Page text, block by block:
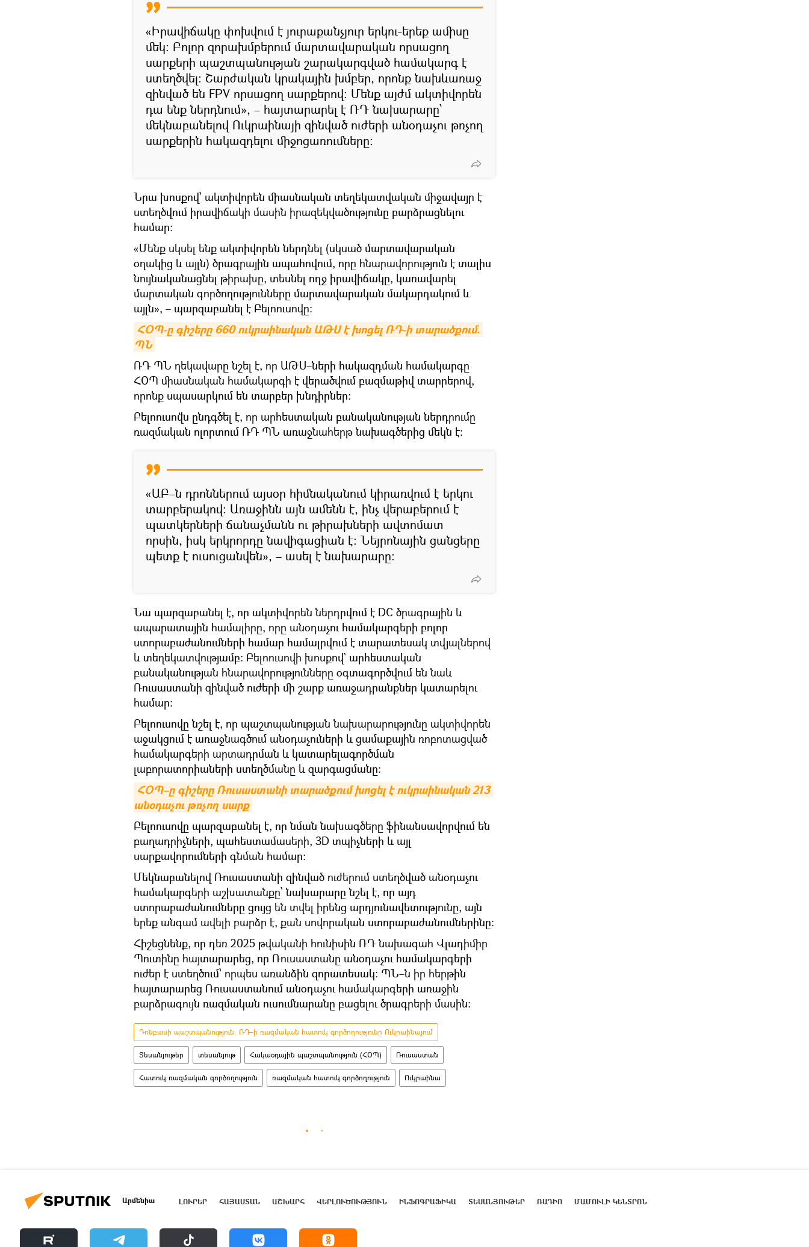
«Իրավիճակը փոխվում է յուրաքանչյուր երկու-երեք ամիսը
մեկ։ Բոլոր զորախմբերում մարտավարական որսացող
սարքերի պաշտպանության շարակարգված համակարգ է
ստեղծվել։ Շարժական կրակային խմբեր, որոնք նախևառաջ
զինված են FPV որսացող սարքերով։ Մենք այժմ ակտիվորեն
դա ենք ներդնում», – հայտարարել է ՌԴ նախարարը՝
մեկնաբանելով Ուկրաինայի զինված ուժերի անօդաչու թռչող
սարքերին հակազդելու միջոցառումները։
Նրա խոսքով՝ ակտիվորեն միասնական տեղեկատվական միջավայր է
ստեղծվում իրավիճակի մասին իրազեկվածությունը բարձրացնելու
համար։
«Մենք սկսել ենք ակտիվորեն ներդնել (սկսած մարտավարական
օղակից և այլն) ծրագրային ապահովում, որը հնարավորություն է տալիս
նույնականացնել թիրախը, տեսնել ողջ իրավիճակը, կառավարել
մարտական ​​գործողությունները մարտավարական մակարդակում և
այլն», – պարզաբանել է Բելոուսովը։
ՀՕՊ-ը գիշերը 660 ուկրաինական ԱԹՍ է խոցել ՌԴ-ի տարածքում.
ՊՆ
ՌԴ ՊՆ ղեկավարը նշել է, որ ԱԹՍ–ների հակազդման համակարգը
ՀՕՊ միասնական համակարգի է վերածվում բազմաթիվ տարրերով,
որոնք սպասարկում են տարբեր խնդիրներ։
Բելոուսովն ընդգծել է, որ արհեստական ​​բանականության ներդրումը
ռազմական ոլորտում ՌԴ ՊՆ առաջնահերթ նախագծերից մեկն է։
«ԱԲ–ն դրոններում այսօր հիմնականում կիրառվում է երկու
տարբերակով։ Առաջինն այն ամենն է, ինչ վերաբերում է
պատկերների ճանաչմանն ու թիրախների ավտոմատ
որսին, իսկ երկրորդը նավիգացիան է։ Նեյրոնային ցանցերը
պետք է ուսուցանվեն», – ասել է նախարարը։
Նա պարզաբանել է, որ ակտիվորեն ներդրվում է DС ծրագրային և
ապարատային համալիրը, որը անօդաչու համակարգերի բոլոր
ստորաբաժանումների համար համալրվում է տարատեսակ տվյալներով
և տեղեկատվությամբ։ Բելոուսովի խոսքով` արհեստական ​​​​
բանականության հնարավորությունները օգտագործվում են նաև
Ռուսաստանի զինված ուժերի մի շարք առաջադրանքներ կատարելու
համար։
Բելոուսովը նշել է, որ պաշտպանության նախարարությունը ակտիվորեն
աջակցում է առաջնագծում անօդաչուների և ցամաքային ռոբոտացված
համակարգերի արտադրման և կատարելագործման
լաբորատորիաների ստեղծմանը և զարգացմանը։
ՀՕՊ–ը գիշերը Ռուսաստանի տարածքում խոցել է ուկրաինական 213
անօդաչու թռչող սարք
Բելոուսովը պարզաբանել է, որ նման նախագծերը ֆինանսավորվում են
բաղադրիչների, պահեստամասերի, 3D տպիչների և այլ
սարքավորումների գնման համար։
Մեկնաբանելով Ռուսաստանի զինված ուժերում ստեղծված անօդաչու
համակարգերի աշխատանքը՝ նախարարը նշել է, որ այդ
ստորաբաժանումները ցույց են տվել իրենց արդյունավետությունը, այն
երեք անգամ ավելի բարձր է, քան սովորական ստորաբաժանումներինը։
Հիշեցնենք, որ դեռ 2025 թվականի հունիսին ՌԴ նախագահ Վլադիմիր
Պուտինը հայտարարեց, որ Ռուսաստանը անօդաչու համակարգերի
ուժեր է ստեղծում՝ որպես առանձին զորատեսակ։ ՊՆ–ն իր հերթին
հայտարարեց Ռուսաստանում անօդաչու համակարգերի առաջին
բարձրագույն ռազմական ուսումնարանը բացելու ծրագրերի մասին։
Դոնբասի պաշտպանություն. ՌԴ–ի ռազմական հատուկ գործողությունը Ուկրաինայում
Տեսանյութեր տեսանյութ Հակաօդային պաշտպանություն (ՀՕՊ) Ռուսաստան
Հատուկ ռազմական գործողություն ռազմական հատուկ գործողություն Ուկրաինա
Արմենիա ԼՈՒՐԵՐ ՀԱՅԱՍՏԱՆ ԱՇԽԱՐՀ ՎԵՐԼՈՒԾՈՒԹՅՈՒՆ ԻՆՖՈԳՐԱՖԻԿԱ ՏԵՍԱՆՅՈՒԹԵՐ ՌԱԴԻՈ ՄԱՄՈՒԼԻ ԿԵՆՏՐՈՆ